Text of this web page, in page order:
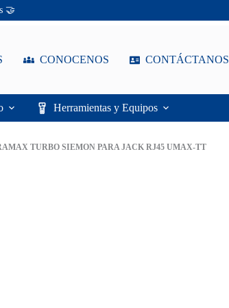
CONOCENOS CONTÁCTANOS
Herramientas y Equipos
TURBO SIEMON PARA JACK RJ45 UMAX-TT